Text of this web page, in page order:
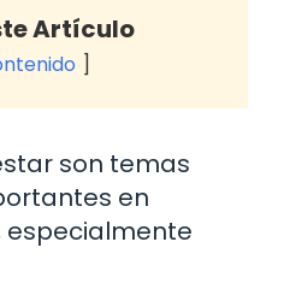
Artículo
son temas
en
especialmente